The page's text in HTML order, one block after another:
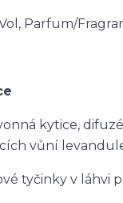
Parfum/
kytice,
vůní
tyčinky v